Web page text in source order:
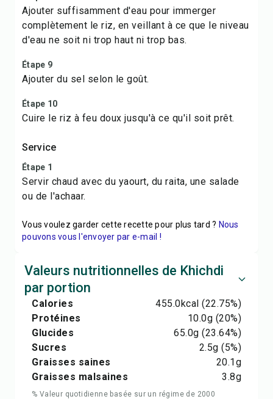
Ajouter suffisamment d'eau pour immerger
complètement le riz, en veillant à ce que le niveau
d'eau ne soit ni trop haut ni trop bas.
Étape 9
Ajouter du sel selon le goût.
Étape 10
Cuire le riz à feu doux jusqu'à ce qu'il soit prêt.
Service
Étape 1
Servir chaud avec du yaourt, du raita, une salade
ou de l'achaar.
Vous voulez garder cette recette pour plus tard ? Nous
pouvons vous l'envoyer par e-mail !
Valeurs nutritionnelles de Khichdi
par portion
Calories 455.0kcal (22.75%)
Protéines
10.0g (20%)
Glucides
65.0g (23.64%)
Sucres
2.5g (5%)
Graisses saines
20.1g
Graisses malsaines
3.8g
% Valeur quotidienne basée sur un régime de 2000